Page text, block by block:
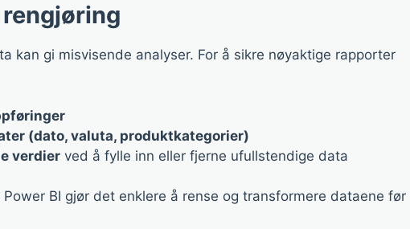
kan gi misvisende analyser. For å sikre nøyaktige rapporter
(dato, valuta, produktkategorier)
verdier ved å fylle inn eller fjerne ufullstendige data
BI gjør det enklere å rense og transformere dataene før